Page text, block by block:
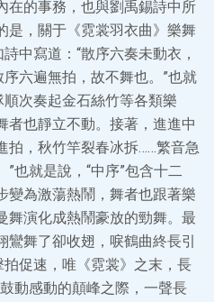
在的事務，也與劉禹錫詩中所
是，關于《霓裳羽衣曲》樂舞
中寫道：“散序六奏未動衣，
六遍無拍，故不舞也。”也就
順次奏起金石絲竹等各類樂
者也靜立不動。接著，進進中
拍，秋竹竿裂春冰拆……繁音急
也就是說，“中序”包含十二
變為激蕩熱鬧，舞者也跟著樂
舞演化成熱鬧豪放的勁舞。最
鸞舞了卻收翅，唳鶴曲終長引
拍促速，唯《霓裳》之末，長
動感動的顛峰之際，一聲長